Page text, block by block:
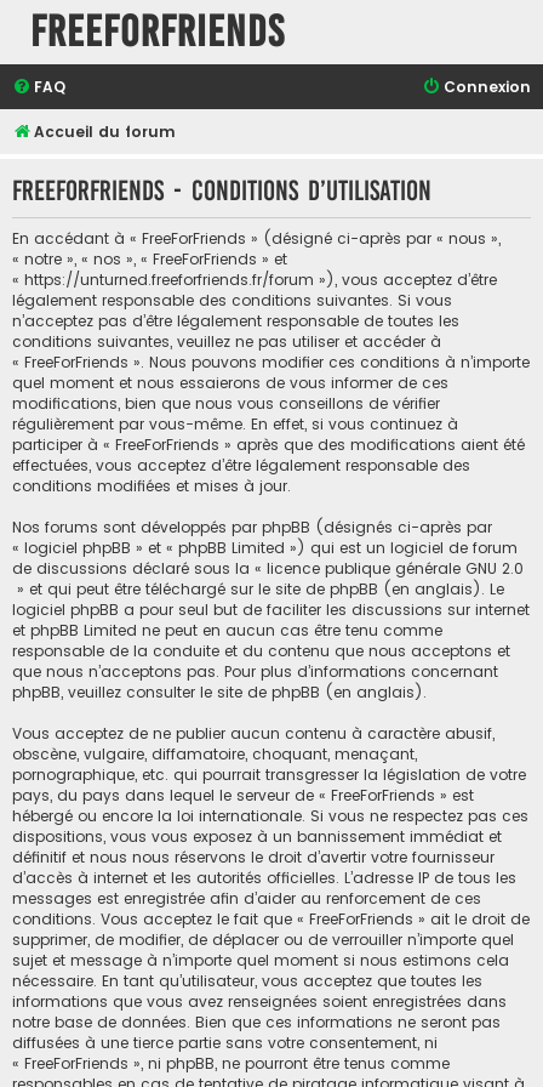
FreeForFriends
FAQ Connexion
Accueil du forum
FreeForFriends - Conditions d’utilisation
En accédant à « FreeForFriends » (désigné ci-après par « nous »,
« notre », « nos », « FreeForFriends » et
« https://unturned.freeforfriends.fr/forum »), vous acceptez d’être
légalement responsable des conditions suivantes. Si vous
n’acceptez pas d’être légalement responsable de toutes les
conditions suivantes, veuillez ne pas utiliser et accéder à
« FreeForFriends ». Nous pouvons modifier ces conditions à n’importe
quel moment et nous essaierons de vous informer de ces
modifications, bien que nous vous conseillons de vérifier
régulièrement par vous-même. En effet, si vous continuez à
participer à « FreeForFriends » après que des modifications aient été
effectuées, vous acceptez d’être légalement responsable des
conditions modifiées et mises à jour.
Nos forums sont développés par phpBB (désignés ci-après par
« logiciel phpBB » et « phpBB Limited ») qui est un logiciel de forum
de discussions déclaré sous la « licence publique générale GNU 2.0
» et qui peut être téléchargé sur le site de phpBB (en anglais). Le
logiciel phpBB a pour seul but de faciliter les discussions sur internet
et phpBB Limited ne peut en aucun cas être tenu comme
responsable de la conduite et du contenu que nous acceptons et
que nous n’acceptons pas. Pour plus d’informations concernant
phpBB, veuillez consulter le site de phpBB (en anglais).
Vous acceptez de ne publier aucun contenu à caractère abusif,
obscène, vulgaire, diffamatoire, choquant, menaçant,
pornographique, etc. qui pourrait transgresser la législation de votre
pays, du pays dans lequel le serveur de « FreeForFriends » est
hébergé ou encore la loi internationale. Si vous ne respectez pas ces
dispositions, vous vous exposez à un bannissement immédiat et
définitif et nous nous réservons le droit d’avertir votre fournisseur
d’accès à internet et les autorités officielles. L’adresse IP de tous les
messages est enregistrée afin d’aider au renforcement de ces
conditions. Vous acceptez le fait que « FreeForFriends » ait le droit de
supprimer, de modifier, de déplacer ou de verrouiller n’importe quel
sujet et message à n’importe quel moment si nous estimons cela
nécessaire. En tant qu’utilisateur, vous acceptez que toutes les
informations que vous avez renseignées soient enregistrées dans
notre base de données. Bien que ces informations ne seront pas
diffusées à une tierce partie sans votre consentement, ni
« FreeForFriends », ni phpBB, ne pourront être tenus comme